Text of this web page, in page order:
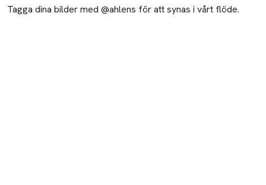
Tagga dina bilder med @ahlens för att synas i vårt flöde.